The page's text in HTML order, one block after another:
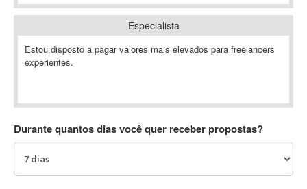
Ableton
Ableton Push
Abstract
AC3
Especialista
Estou disposto a pagar valores mais elevados para freelancers
experientes.
Durante quantos dias você quer receber propostas?